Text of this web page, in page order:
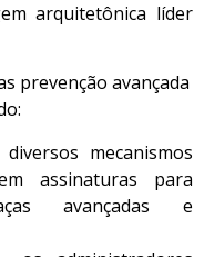
arquitetônica líder
prevenção avançada
mecanismos
assinaturas para
avançadas e